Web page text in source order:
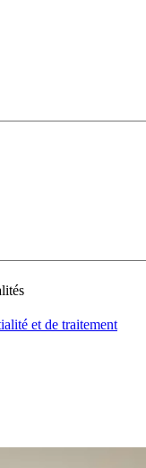
et de traitement